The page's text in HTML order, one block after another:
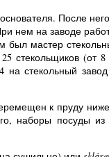
После
на заводе
мастер
стекольщиков (от
стекольный
к пруду ниже
наборы посуды из